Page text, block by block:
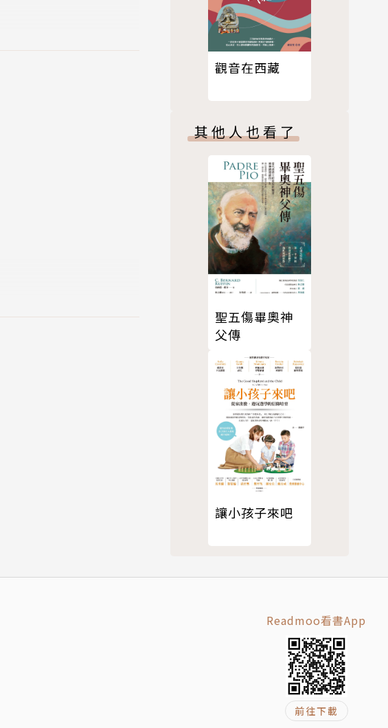
、科長、薦任協修、簡
：國史館，2008年）、
臺北：五南，2011
觀音在西藏
其他人也看了
聖五傷畢奧神
父傳
讓小孩子來吧
Readmoo看書App
前往下載